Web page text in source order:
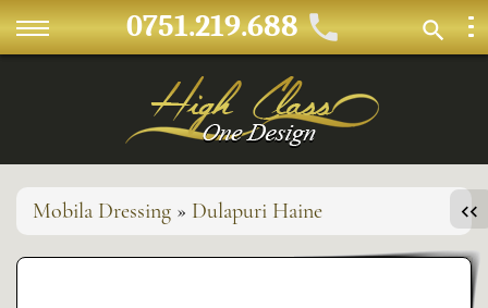
0751.219.688
Mobila Dressing » Dulapuri Haine